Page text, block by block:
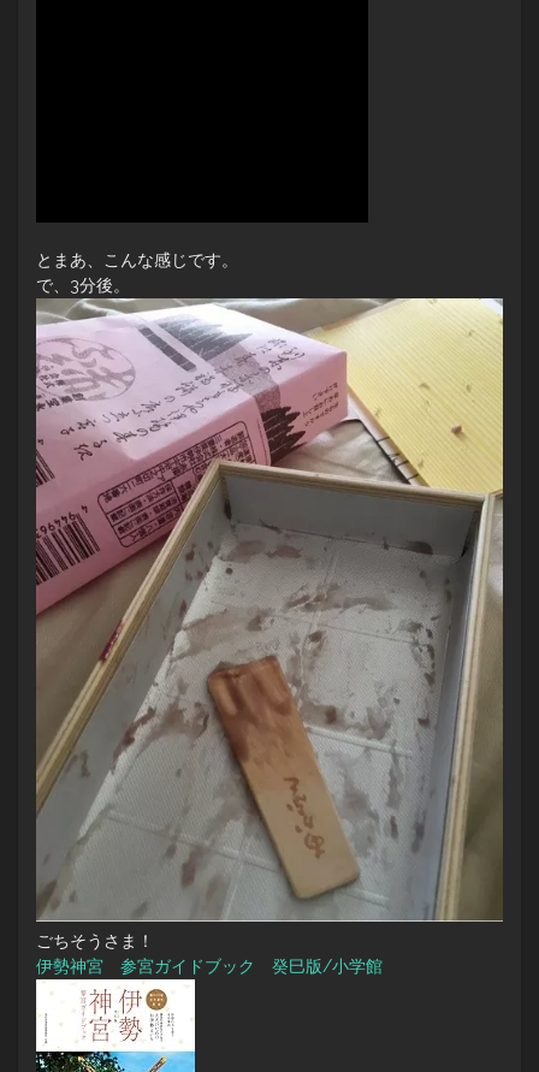
とまあ、こんな感じです。
で、3分後。
ごちそうさま！
伊勢神宮 参宮ガイドブック 癸巳版/小学館